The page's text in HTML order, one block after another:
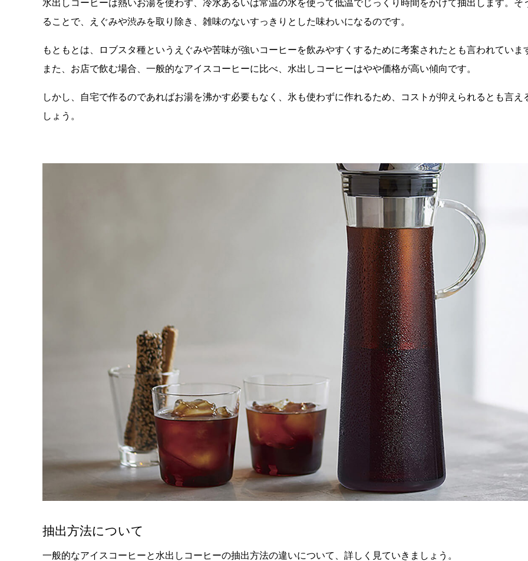
水出しコーヒーは熱いお湯を使わず、冷水あるいは常温の水を使って低温でじっくり時間をかけて抽出します。そ
ることで、えぐみや渋みを取り除き、雑味のないすっきりとした味わいになるのです。
もともとは、ロブスタ種というえぐみや苦味が強いコーヒーを飲みやすくするために考案されたとも言われていま
また、お店で飲む場合、一般的なアイスコーヒーに比べ、水出しコーヒーはやや価格が高い傾向です。
しかし、自宅で作るのであればお湯を沸かす必要もなく、氷も使わずに作れるため、コストが抑えられるとも言え
しょう。
抽出方法について
一般的なアイスコーヒーと水出しコーヒーの抽出方法の違いについて、詳しく見ていきましょう。